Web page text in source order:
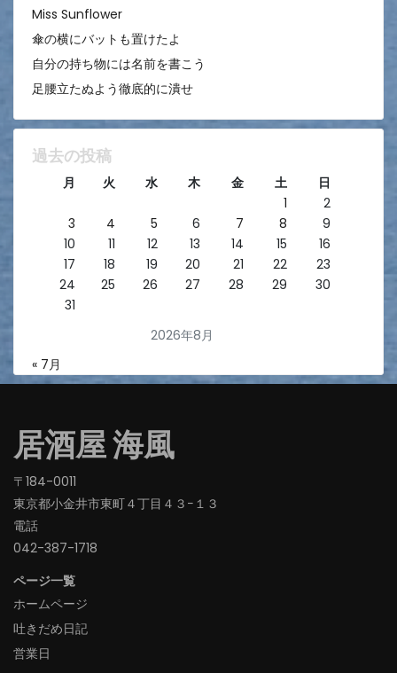
Miss Sunflower
傘の横にバットも置けたよ
自分の持ち物には名前を書こう
足腰立たぬよう徹底的に潰せ
過去の投稿
2026年8月
月 火 水 木 金 土
日
1
2
3
4 5 6 7 8
9
10
11 12 13 14 15
16
17
18 19 20 21 22
23
24
25 26 27 28 29
30
31
« 7月
居酒屋 海風
〒184-0011
東京都小金井市東町４丁目４３−１３
電話
042-387-1718‬
ページ一覧
ホームページ
吐きだめ日記
営業日